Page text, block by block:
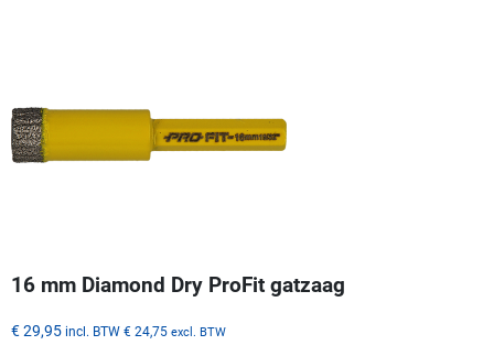
16 mm Diamond Dry ProFit gatzaag
€ 29,95 incl. BTW € 24,75 excl. BTW